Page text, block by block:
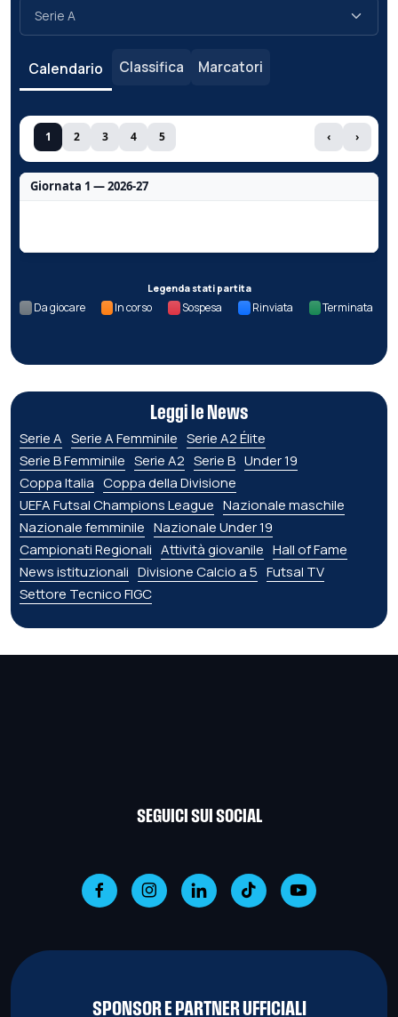
Calendario Classifica Marcatori
1 2 3 4 5 ‹ ›
Giornata 1 — 2026-27
Legenda stati partita
Da giocare In corso Sospesa Rinviata Terminata
Leggi le News
Serie A Serie A Femminile Serie A2 Élite
Serie B Femminile Serie A2 Serie B Under 19
Coppa Italia Coppa della Divisione
UEFA Futsal Champions League Nazionale maschile
Nazionale femminile Nazionale Under 19
Campionati Regionali Attività giovanile Hall of Fame
News istituzionali Divisione Calcio a 5 Futsal TV
Settore Tecnico FIGC
SEGUICI SUI SOCIAL
SPONSOR E PARTNER UFFICIALI